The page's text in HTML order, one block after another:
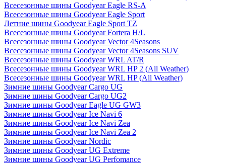
Всесезонные шины Goodyear Eagle RS-A
Всесезонные шины Goodyear Eagle Sport
Летние шины Goodyear Eagle Sport TZ
Всесезонные шины Goodyear Fortera H/L
Всесезонные шины Goodyear Vector 4Seasons
Всесезонные шины Goodyear Vector 4Seasons SUV
Всесезонные шины Goodyear WRL AT/R
Всесезонные шины Goodyear WRL HP 2 (All Weather)
Всесезонные шины Goodyear WRL HP (All Weather)
Зимние шины Goodyear Cargo UG
Зимние шины Goodyear Cargo UG2
Зимние шины Goodyear Eagle UG GW3
Зимние шины Goodyear Ice Navi 6
Зимние шины Goodyear Ice Navi Zea
Зимние шины Goodyear Ice Navi Zea 2
Зимние шины Goodyear Nordic
Зимние шины Goodyear UG Extreme
Зимние шины Goodyear UG Perfomance